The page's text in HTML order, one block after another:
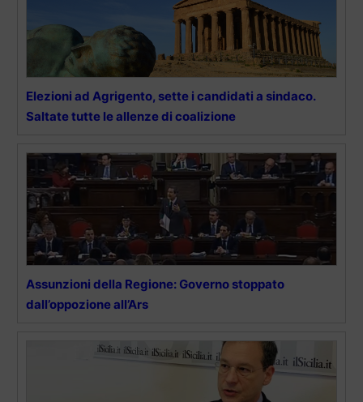
Elezioni ad Agrigento, sette i candidati a sindaco.
Saltate tutte le allenze di coalizione
Assunzioni della Regione: Governo stoppato
dall’oppozione all’Ars